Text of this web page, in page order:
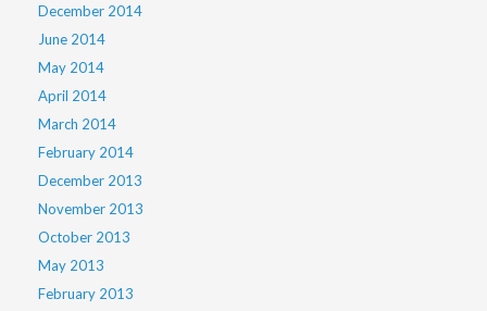
December 2014
June 2014
May 2014
April 2014
March 2014
February 2014
December 2013
November 2013
October 2013
May 2013
February 2013